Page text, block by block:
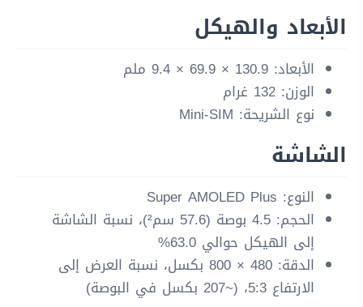
الأبعاد والهيكل
الأبعاد: 130.9 × 69.9 × 9.4 ملم
الوزن: 132 غرام
نوع الشريحة: Mini-SIM
الشاشة
النوع: Super AMOLED Plus
الحجم: 4.5 بوصة (57.6 سم²)، نسبة الشاشة
إلى الهيكل حوالي 63.0%
الدقة: 480 × 800 بكسل، نسبة العرض إلى
الارتفاع 5:3، (~207 بكسل في البوصة)